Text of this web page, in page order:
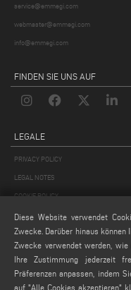
service@emmegi.com
webmaster@emmegi.com
info@emmegi.com
FINDEN SIE UNS AUF
LEGALE
PRIVACY POLICY
LEGAL NOTES
COOKIE POLICY
GENERAL TERMS AND CONDITIONS OF
ALLGEMEINE VERTRIEBSBEDINGUNGEN
COOKIES EINSTELLUNGEN
Diese Website verwendet
Zwecke. Darüber hinaus
Zwecke verwendet werden,
Ihre Zustimmung jederzeit
Präferenzen anpassen, indem
auf "Alle Cookies akzeptieren"